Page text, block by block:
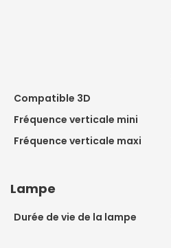
Compatible 3D
Fréquence verticale mini
Fréquence verticale maxi
Lampe
Durée de vie de la lampe